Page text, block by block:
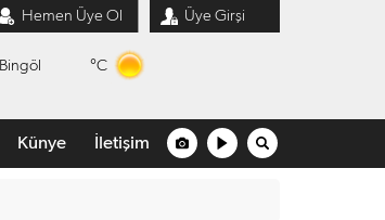
Hemen Üye Ol Üye Girşi
Bingöl °C
Künye İletişim